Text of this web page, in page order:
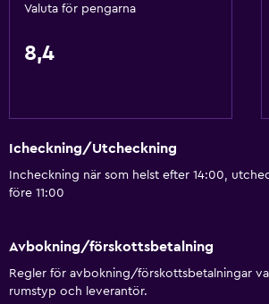
Valuta för pengarna
8,4
Icheckning/Utcheckning
Incheckning när som helst efter 14:00,
före 11:00
Avbokning/förskottsbetalning
Regler för avbokning/förskottsbetalningar
rumstyp och leverantör.